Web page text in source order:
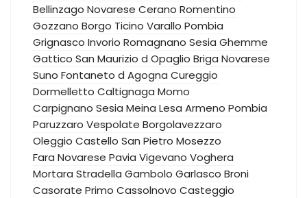
Bellinzago Novarese Cerano Romentino
Gozzano Borgo Ticino Varallo Pombia
Grignasco Invorio Romagnano Sesia Ghemme
Gattico San Maurizio d Opaglio Briga Novarese
Suno Fontaneto d Agogna Cureggio
Dormelletto Caltignaga Momo
Carpignano Sesia Meina Lesa Armeno Pombia
Paruzzaro Vespolate Borgolavezzaro
Oleggio Castello San Pietro Mosezzo
Fara Novarese Pavia Vigevano Voghera
Mortara Stradella Gambolo Garlasco Broni
Casorate Primo Cassolnovo Casteggio